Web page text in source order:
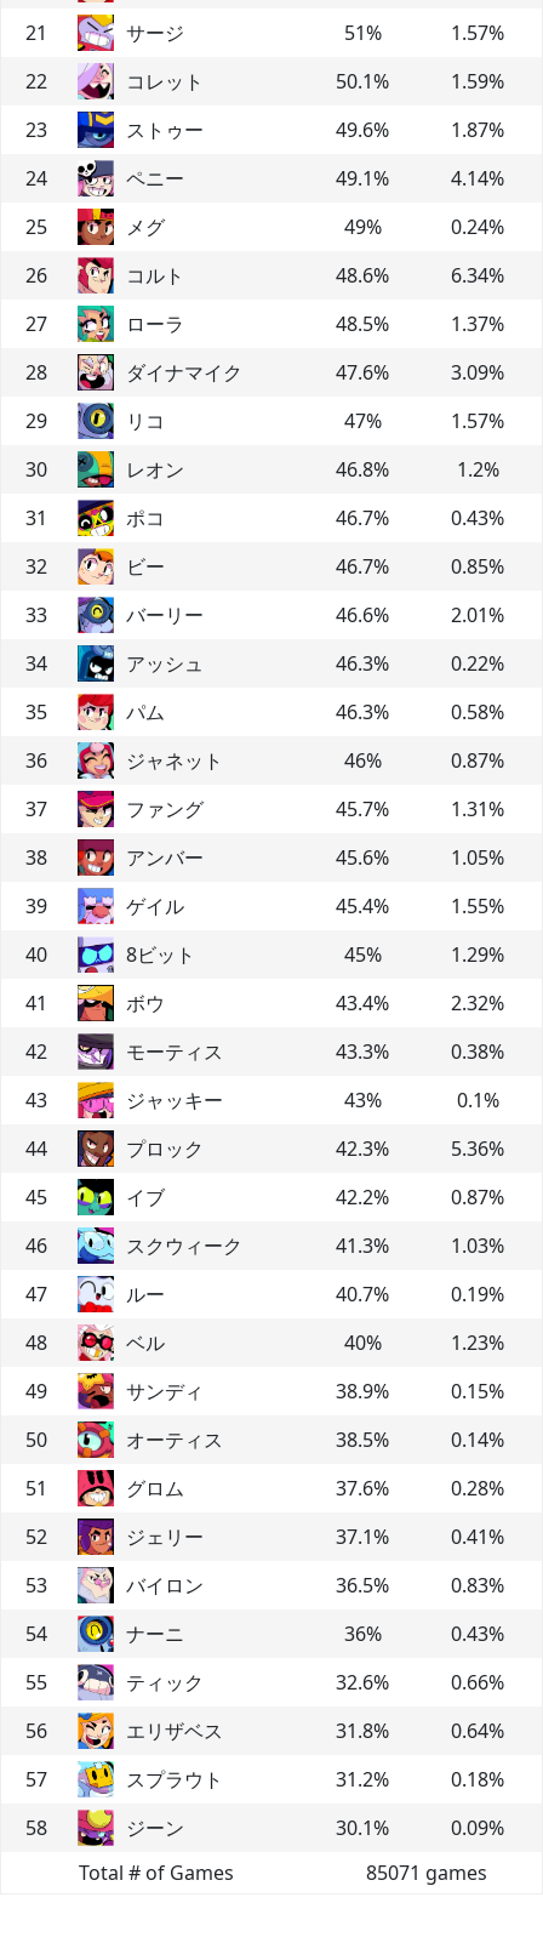
21
サージ 51% 1.57%
22
コレット 50.1% 1.59%
23
ストゥー 49.6% 1.87%
24
ペニー 49.1% 4.14%
25
メグ 49% 0.24%
26
コルト 48.6% 6.34%
27
ローラ 48.5% 1.37%
28
ダイナマイク 47.6% 3.09%
29
リコ 47% 1.57%
30
レオン 46.8% 1.2%
31
ポコ 46.7% 0.43%
32
ビー 46.7% 0.85%
33
バーリー 46.6% 2.01%
34
アッシュ 46.3% 0.22%
35
パム 46.3% 0.58%
36
ジャネット 46% 0.87%
37
ファング 45.7% 1.31%
38
アンバー 45.6% 1.05%
39
ゲイル 45.4% 1.55%
40
8ビット 45% 1.29%
41
ボウ 43.4% 2.32%
42
モーティス 43.3% 0.38%
43
ジャッキー 43% 0.1%
44
プロック 42.3% 5.36%
45
イブ 42.2% 0.87%
46
スクウィーク 41.3% 1.03%
47
ルー 40.7% 0.19%
48
ベル 40% 1.23%
49
サンディ 38.9% 0.15%
50
オーティス 38.5% 0.14%
51
グロム 37.6% 0.28%
52
ジェリー 37.1% 0.41%
53
バイロン 36.5% 0.83%
54
ナーニ 36% 0.43%
55
ティック 32.6% 0.66%
56
エリザベス 31.8% 0.64%
57
スプラウト 31.2% 0.18%
58
ジーン 30.1% 0.09%
Total # of Games
85071 games